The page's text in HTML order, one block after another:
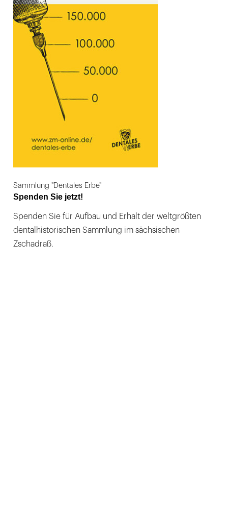
Sammlung "Dentales Erbe"
Spenden Sie jetzt!
Spenden Sie für Aufbau und Erhalt der weltgrößten
dentalhistorischen Sammlung im sächsischen
Zschadraß.